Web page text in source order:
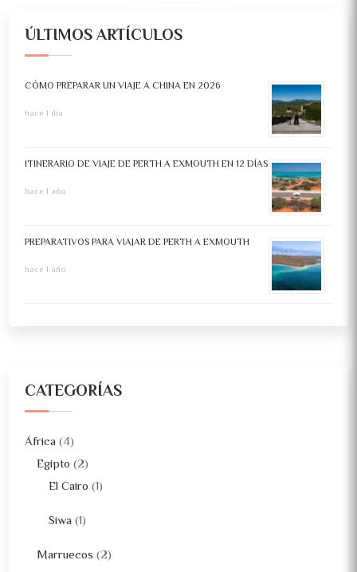
ÚLTIMOS ARTÍCULOS
CÓMO PREPARAR UN VIAJE A CHINA EN 2026
hace 1 día
ITINERARIO DE VIAJE DE PERTH A EXMOUTH EN 12 DÍAS
hace 1 año
PREPARATIVOS PARA VIAJAR DE PERTH A EXMOUTH
hace 1 año
CATEGORÍAS
África (4)
Egipto (2)
El Cairo (1)
Siwa (1)
Marruecos (2)